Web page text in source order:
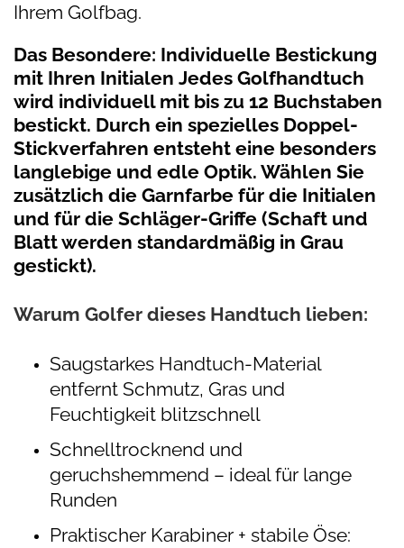
Ihrem Golfbag.
Das Besondere: Individuelle Bestickung
mit Ihren Initialen Jedes Golfhandtuch
wird individuell mit bis zu 12 Buchstaben
bestickt. Durch ein spezielles Doppel-
Stickverfahren entsteht eine besonders
langlebige und edle Optik. Wählen Sie
zusätzlich die Garnfarbe für die Initialen
und für die Schläger-Griffe (Schaft und
Blatt werden standardmäßig in Grau
gestickt).
Warum Golfer dieses Handtuch lieben:
Saugstarkes Handtuch-Material
entfernt Schmutz, Gras und
Feuchtigkeit blitzschnell
Schnelltrocknend und
geruchshemmend – ideal für lange
Runden
Praktischer Karabiner + stabile Öse: